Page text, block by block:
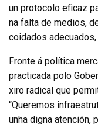
un protocolo eficaz
na falta de medios,
coidados
Fronte á política
practicada polo
xiro radical que
“Queremos
unha digna atención,